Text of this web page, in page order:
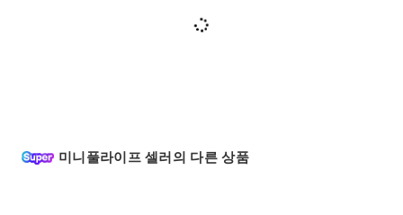
미니풀라이프 셀러의 다른 상품